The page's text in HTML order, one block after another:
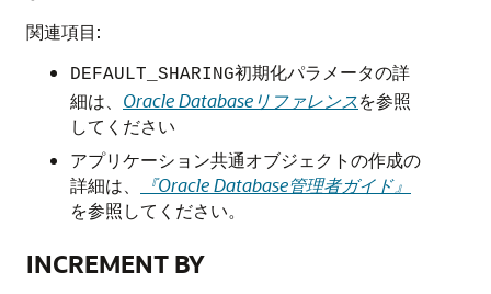
関連項目:
DEFAULT_SHARING初期化パラメータの詳
細は、 Oracle Databaseリファレンスを参照
してください
アプリケーション共通オブジェクトの作成の
詳細は、
『Oracle Database管理者ガイド』
を参照してください。
INCREMENT BY